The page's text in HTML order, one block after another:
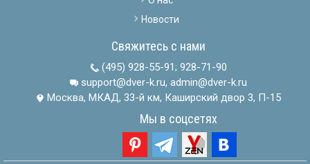
Новости
Свяжитесь с нами
(495) 928-55-91; 928-71-90
support@dver-k.ru, admin@dver-k.ru
Москва, МКАД, 33-й км, Каширский двор 3, П-15
Мы в соцсетях